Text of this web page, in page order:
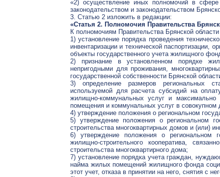
«2) осуществление иных полномочий в
законодательством и законодательством
3. Статью 2 изложить в редакции:
«Статья 2. Полномочия Правительства
К полномочиям Правительства Брянской
1) установление порядка проведения
инвентаризации и технической паспортизации,
объекты государственного учета жилищного
2) признание в установленном порядке
непригодными для проживания,
государственной собственности Брянской
3) определение размеров региональных
используемой для расчета субсидий на
жилищно-коммунальных услуг и
помещения и коммунальных услуг в совокупном
4) утверждение положения о региональном
5) утверждение положения о региональном
строительства многоквартирных домов и (или)
6) утверждение положения о региональном
жилищно-строительного кооператива,
строительства многоквартирного дома;
7) установление порядка учета граждан,
найма жилых помещений жилищного фонда
этот учет, отказа в принятии на него, снятия с